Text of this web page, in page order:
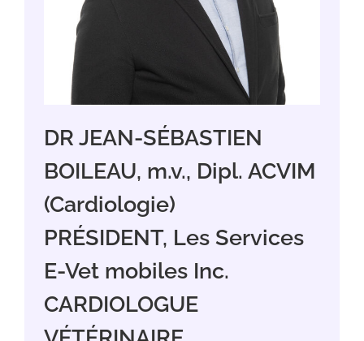
DR JEAN-SÉBASTIEN
BOILEAU, m.v., Dipl. ACVIM
(Cardiologie)
PRÉSIDENT, Les Services
E-Vet mobiles Inc.
CARDIOLOGUE